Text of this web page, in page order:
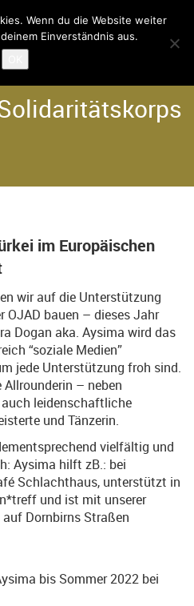
im Europäischen
wir auf die Unterstützung
OJAD bauen – dieses Jahr
Dogan aka. Aysima wird das
“soziale Medien”
jede Unterstützung froh sind.
– neben
leidenschaftliche
und Tänzerin.
vielfältig und
Aysima hilft zB.: bei
Schlachthaus, unterstützt in
und ist mit unserer
Dornbirns Straßen
bis Sommer 2022 bei
Wenn du die Website weiter
Einverständnis aus.